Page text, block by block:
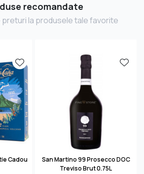
recomandate
preturi la produsele tale favorite
Cadou
San Martino 99 Prosecco DOC
Treviso Brut 0.75L